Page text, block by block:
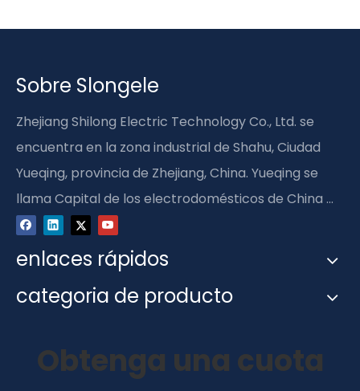
Sobre Slongele
Zhejiang Shilong Electric Technology Co., Ltd. se
encuentra en la zona industrial de Shahu, Ciudad
Yueqing, provincia de Zhejiang, China. Yueqing se
llama Capital de los electrodomésticos de China ...
enlaces rápidos
categoria de producto
Obtenga una cuota